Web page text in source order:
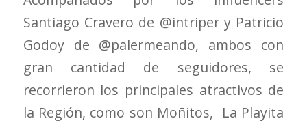
Santiago Cravero de @intriper y Patricio
Godoy de @palermeando, ambos con
gran cantidad de seguidores, se
recorrieron los principales atractivos de
la Región, como son Moñitos, La Playita